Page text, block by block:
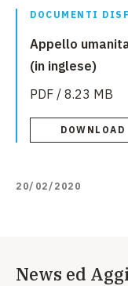
DOCUMENTI
Appello
(in inglese)
PDF / 8.23 MB
DOWNLOAD
20/02/2020
News ed